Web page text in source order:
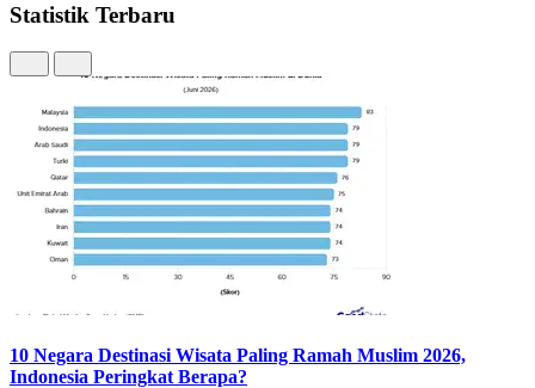
Statistik Terbaru
10 Negara Destinasi Wisata Paling Ramah Muslim 2026,
Indonesia Peringkat Berapa?